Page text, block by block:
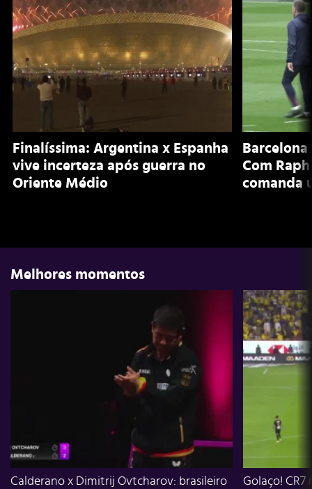
Finalíssima: Argentina x Espanha
vive incerteza após guerra no
Oriente Médio
Com
comanda
Melhores momentos
Calderano x Dimitrij Ovtcharov: brasileiro
Golaço!